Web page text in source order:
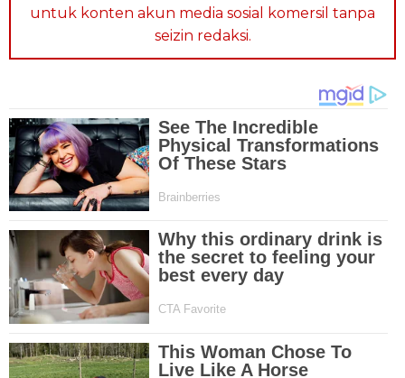
untuk konten akun media sosial komersil tanpa
seizin redaksi.